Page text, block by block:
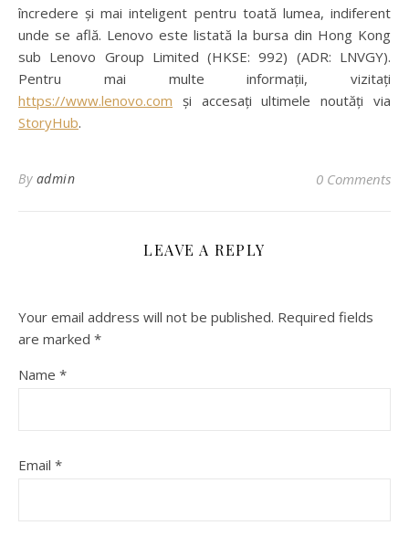
încredere și mai inteligent pentru toată lumea, indiferent
unde se află. Lenovo este listată la bursa din Hong Kong
sub Lenovo Group Limited (HKSE: 992) (ADR: LNVGY).
Pentru mai multe informații, vizitați
https://www.lenovo.com și accesați ultimele noutăți via
StoryHub.
By admin 0 Comments
LEAVE A REPLY
Your email address will not be published. Required fields
are marked *
Name *
Email *